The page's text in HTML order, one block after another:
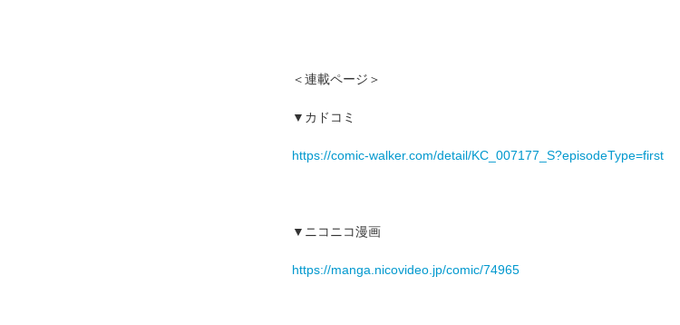
＜連載ページ＞
▼カドコミ
https://comic-walker.com/detail/KC_007177_S?episodeType=first
▼ニコニコ漫画
https://manga.nicovideo.jp/comic/74965